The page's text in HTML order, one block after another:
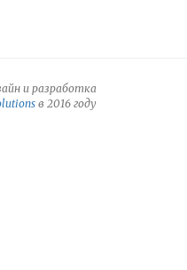
и разработка
в 2016 году